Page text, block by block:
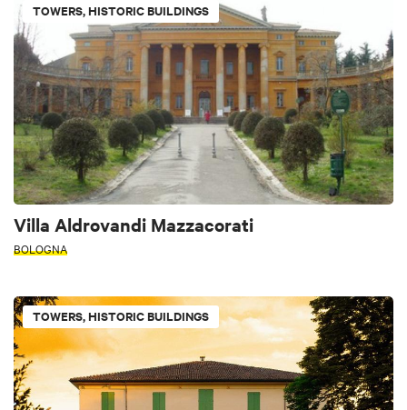
TOWERS, HISTORIC BUILDINGS
Villa Aldrovandi Mazzacorati
BOLOGNA
TOWERS, HISTORIC BUILDINGS